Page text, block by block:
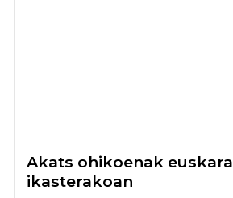
Akats ohikoenak euskara
ikasterakoan